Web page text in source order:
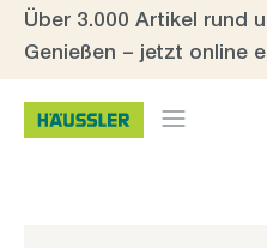
Zum Hauptinhalt springen
Über 3.000 Artikel rund
Genießen – jetzt online